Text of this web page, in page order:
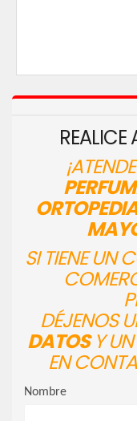
SI TIENE UN
DÉJENOS
DATOSY UN
EN
Nombre